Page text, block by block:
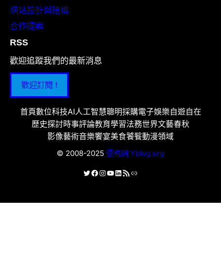
網站設計與建構
合作提案
RSS
歡迎追蹤我們的最新消息
歡迎訂閱 !
首頁數位科技AI人工智慧聰明採購電子娛樂自遊自在
歷史探討時事評論教育學習法務世界文藝春秋
影像藝術音樂饗宴美食饕餮動漫領域
© 2008-2025 優格網 Yblog.org
X Facebook
Instagram
YouTube
LinkedIn
RSS 資訊提供連結